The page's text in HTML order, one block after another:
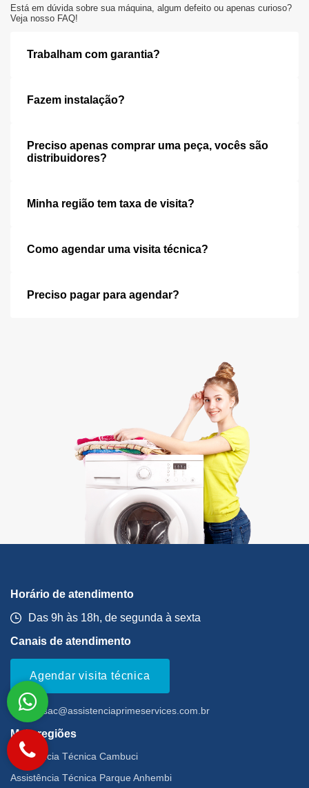
Está em dúvida sobre sua máquina, algum defeito ou apenas curioso?
Veja nosso FAQ!
Trabalham com garantia?
Fazem instalação?
Preciso apenas comprar uma peça, vocês são
distribuidores?
Minha região tem taxa de visita?
Como agendar uma visita técnica?
Preciso pagar para agendar?
Horário de atendimento
Das 9h às 18h, de segunda à sexta
Canais de atendimento
Agendar visita técnica
Email: sac@assistenciaprimeservices.com.br
Mais regiões
Assistência Técnica Cambuci
Assistência Técnica Parque Anhembi